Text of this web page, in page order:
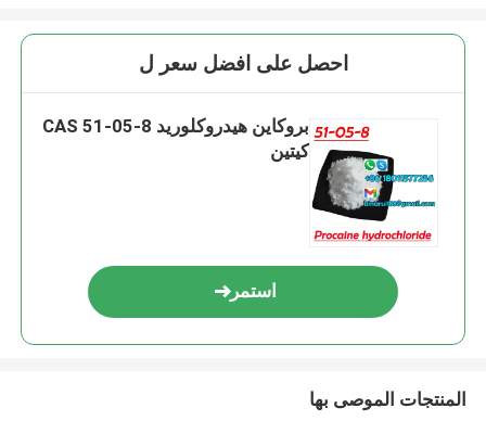
احصل على افضل سعر ل
بروكاين هيدروكلوريد CAS 51-05-8
كيتين
استمر
المنتجات الموصى بها